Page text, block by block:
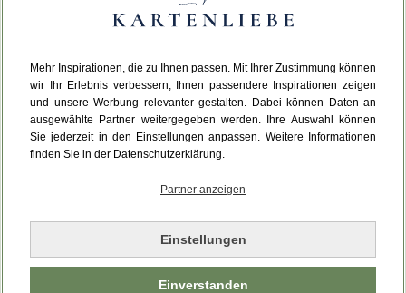
Mehr Inspirationen, die zu Ihnen passen. Mit Ihrer Zustimmung können
wir Ihr Erlebnis verbessern, Ihnen passendere Inspirationen zeigen
und unsere Werbung relevanter gestalten. Dabei können Daten an
ausgewählte Partner weitergegeben werden. Ihre Auswahl können
Sie jederzeit in den Einstellungen anpassen. Weitere Informationen
finden Sie in der Datenschutzerklärung.
Partner anzeigen
Einstellungen
Einverstanden
Da ist etwas schiefgelaufen.
Leider ist ein technischer Fehler aufgetreten.
Bitte laden Sie die Seite neu.